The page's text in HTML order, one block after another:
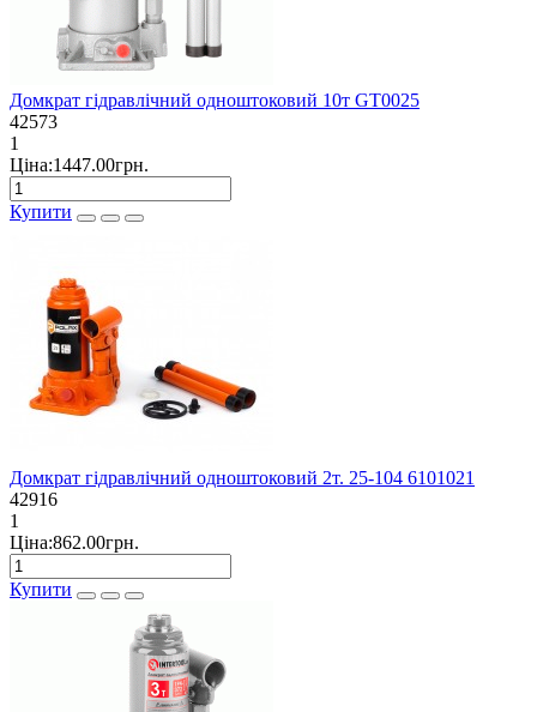
Домкрат гідравлічний одноштоковий 10т GT0025
42573
1
Ціна:1447.00грн.
Купити
Домкрат гідравлічний одноштоковий 2т. 25-104 6101021
42916
1
Ціна:862.00грн.
Купити